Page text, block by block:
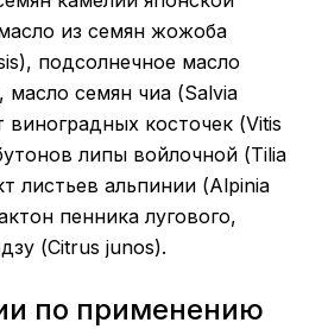
из семян жожоба
подсолнечное масло
масло семян чиа (Salvia
виноградных косточек (Vitis
липы войлочной (Tilia
листьев альпинии (Alpinia
пенника лугового,
(Citrus junos).
по применению